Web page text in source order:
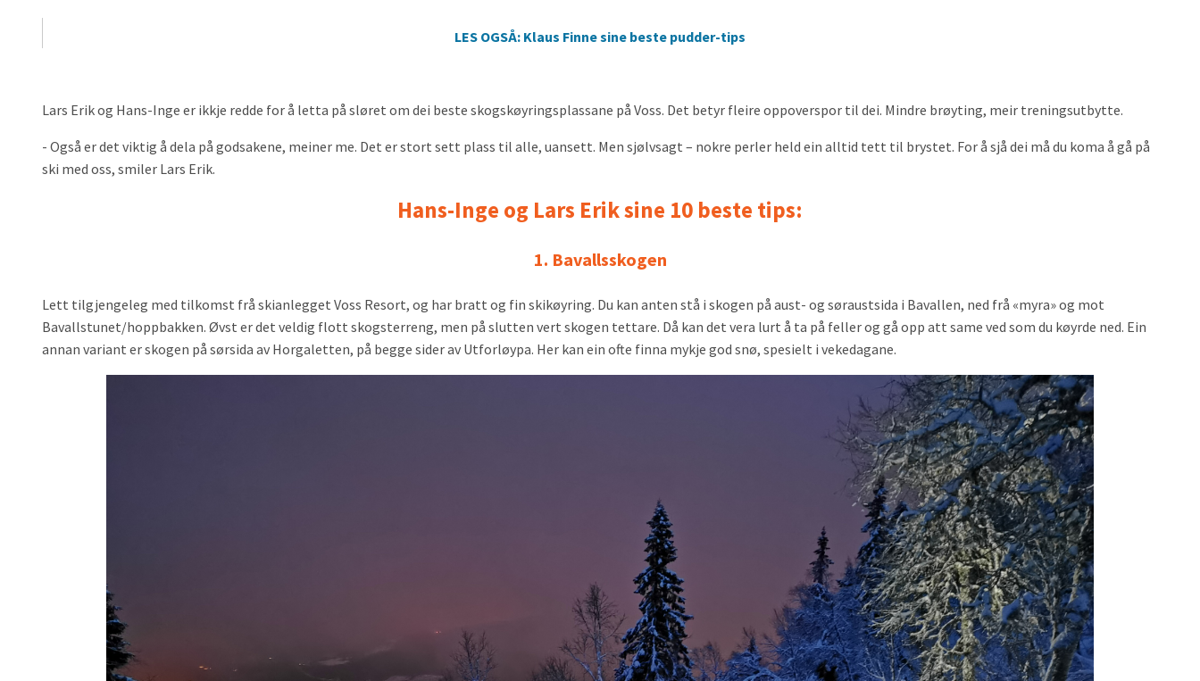
LES OGSÅ: Klaus Finne sine beste pudder-tips
Lars Erik og Hans-Inge er ikkje redde for å letta på sløret om dei beste skogskøyringsplassane på Voss. Det betyr fleire oppoverspor til dei. Mindre brøyting, meir treningsutbytte.
- Også er det viktig å dela på godsakene, meiner me. Det er stort sett plass til alle, uansett. Men sjølvsagt – nokre perler held ein alltid tett til brystet. For å sjå dei må du koma å gå på
ski med oss, smiler Lars Erik.
Hans-Inge og Lars Erik sine 10 beste tips:
1. Bavallsskogen
Lett tilgjengeleg med tilkomst frå skianlegget Voss Resort, og har bratt og fin skikøyring. Du kan anten stå i skogen på aust- og søraustsida i Bavallen, ned frå «myra» og mot
Bavallstunet/hoppbakken. Øvst er det veldig flott skogsterreng, men på slutten vert skogen tettare. Då kan det vera lurt å ta på feller og gå opp att same ved som du køyrde ned. Ein
annan variant er skogen på sørsida av Horgaletten, på begge sider av Utforløypa. Her kan ein ofte finna mykje god snø, spesielt i vekedagane.